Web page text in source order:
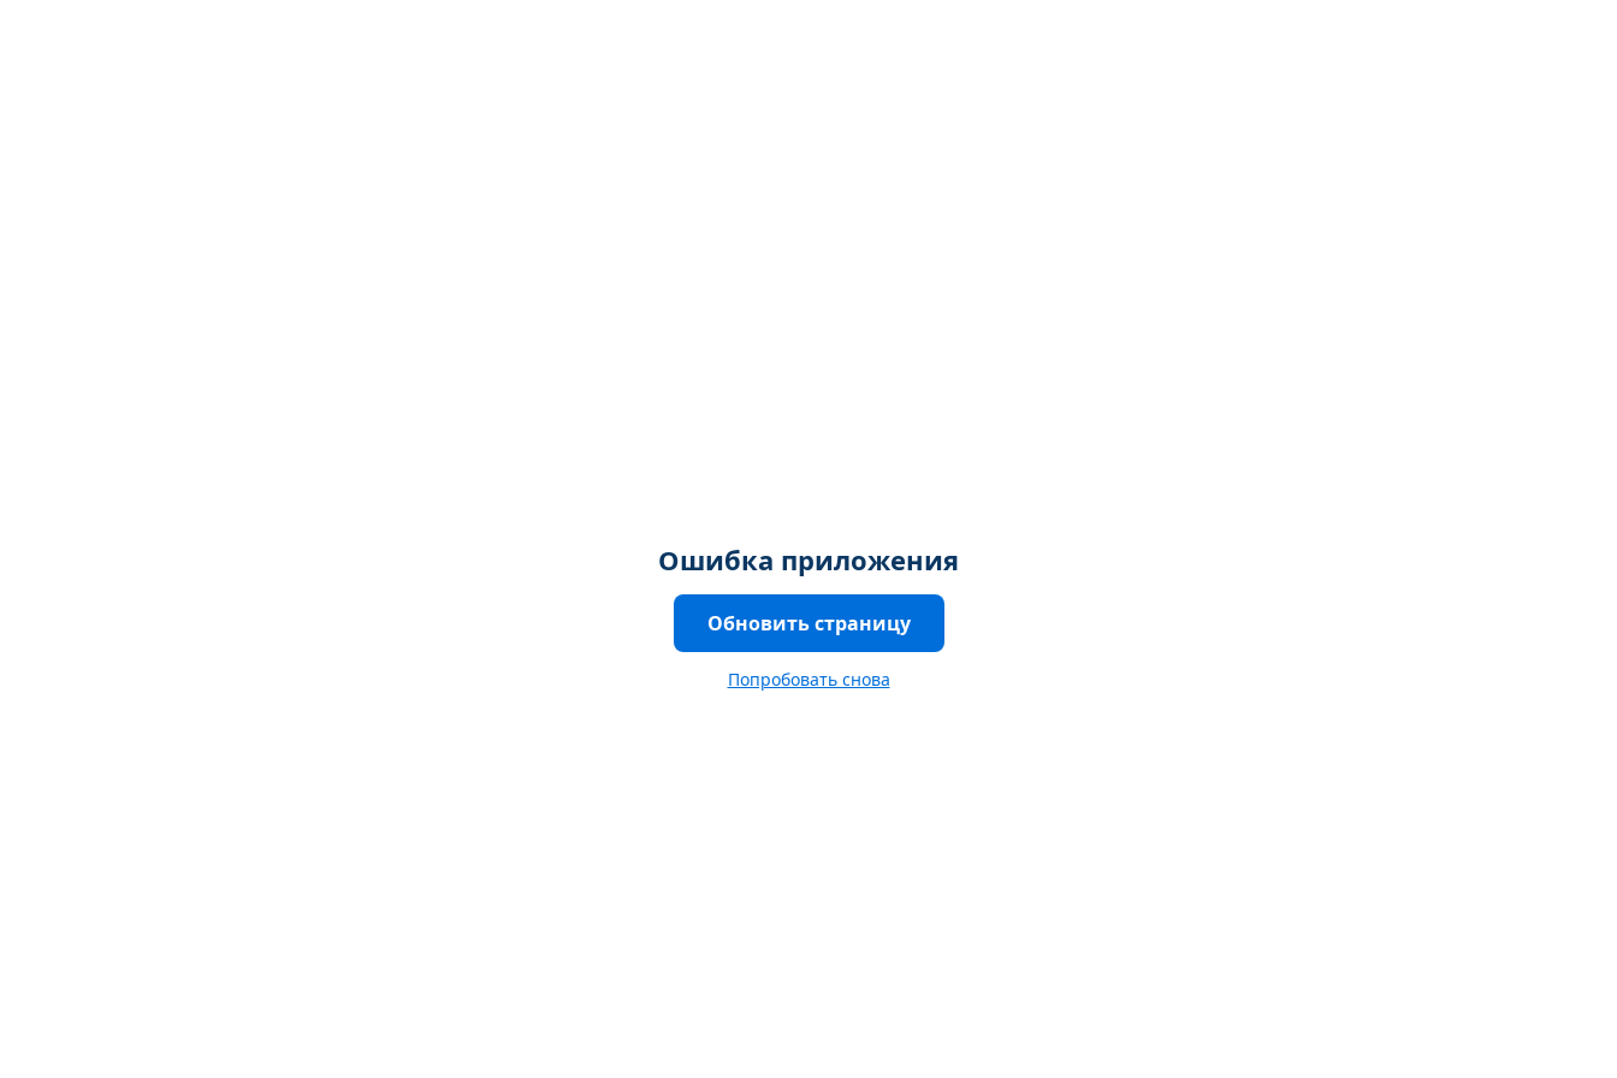
Ошибка приложения
Обновить страницу
Попробовать снова